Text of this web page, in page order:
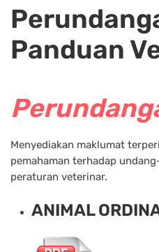
Panduan
Menyediakan maklumat
pemahaman terhadap
peraturan veterinar.
ANIMAL